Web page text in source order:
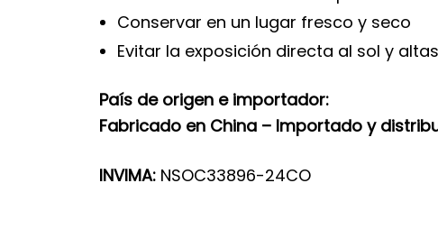
Conservar en un lugar fresco y seco
Evitar la exposición directa al sol y
País de origen e importador:
Fabricado en China – Importado y
INVIMA:NSOC33896-24CO